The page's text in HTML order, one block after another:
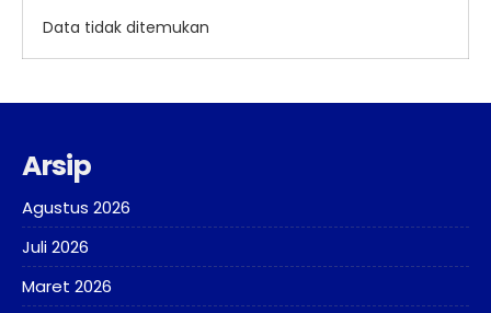
Data tidak ditemukan
Arsip
Agustus 2026
Juli 2026
Maret 2026